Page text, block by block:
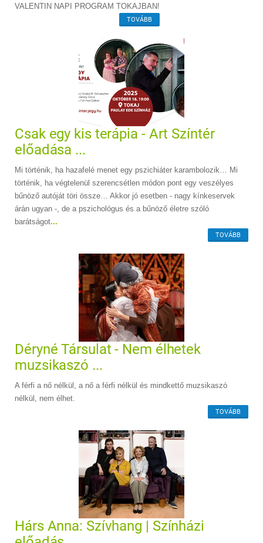
VALENTIN NAPI PROGRAM TOKAJBAN!
TOVÁBB
Csak egy kis terápia - Art Színtér
előadása ...
Mi történik, ha hazafelé menet egy pszichiáter karambolozik… Mi
történik, ha végtelenül szerencsétlen módon pont egy veszélyes
bűnöző autóját töri össze… Akkor jó esetben - nagy kínkeservek
árán ugyan -, de a pszichológus és a bűnöző életre szóló
barátságot...
TOVÁBB
Déryné Társulat - Nem élhetek
muzsikaszó ...
A férfi a nő nélkül, a nő a férfi nélkül és mindkettő muzsikaszó
nélkül, nem élhet.
TOVÁBB
Hárs Anna: Szívhang | Színházi